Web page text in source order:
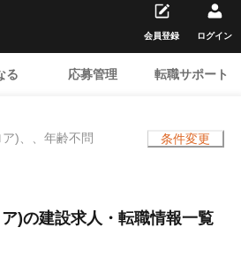
る 応募管理 転職サポート
会員登録 ログイン
)、、年齢不問 条件変更
)の建設求人・転職情報一覧